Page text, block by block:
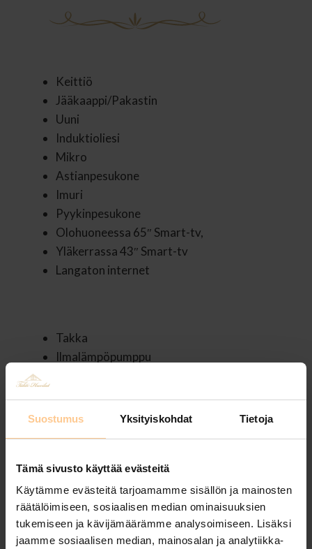
Suostumus Yksityiskohdat Tietoja
Tämä sivusto käyttää evästeitä
Käytämme evästeitä tarjoamamme sisällön ja mainosten
räätälöimiseen, sosiaalisen median ominaisuuksien
tukemiseen ja kävijämäärämme analysoimiseen. Lisäksi
jaamme sosiaalisen median, mainosalan ja analytiikka-
Keittiö
Jääkaappi/Pakastin
Uuni
Induktioliesi
Mikro
Astianpesukone
Imuri
Pyykinpesukone
Olohuoneessa 65″ Smart-tv,
Yläkerrassa 43″ Smart-tv
Langaton internet
Takka
Ilmalämpöpumppu
Kylpykuutio eli palju 8 hengelle
Varaajan ikäraja 20 v.
Ei lemmikkejä
Peitot ja tyynyt 16 hengelle
Liinavaatteet lisämaksusta